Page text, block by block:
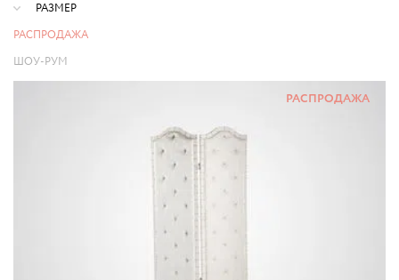
РАЗМЕР
РАСПРОДАЖА
ШОУ-РУМ
РАСПРОДАЖА